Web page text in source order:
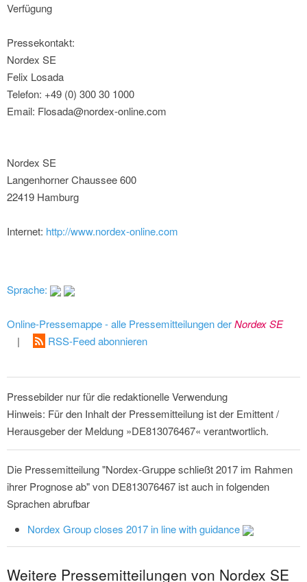
Verfügung
Pressekontakt:
Nordex SE
Felix Losada
Telefon: +49 (0) 300 30 1000
Email: Flosada@nordex-online.com
Nordex SE
Langenhorner Chaussee 600
22419 Hamburg
Internet: http://www.nordex-online.com
Sprache:
Online-Pressemappe - alle Pressemitteilungen derNordex SE
|
RSS-Feed abonnieren
Pressebilder nur für die redaktionelle Verwendung
Hinweis: Für den Inhalt der Pressemitteilung ist der Emittent /
Herausgeber der Meldung »DE813076467« verantwortlich.
Die Pressemitteilung "Nordex-Gruppe schließt 2017 im Rahmen
ihrer Prognose ab" von DE813076467 ist auch in folgenden
Sprachen abrufbar
Nordex Group closes 2017 in line with guidance
Weitere Pressemitteilungen von Nordex SE